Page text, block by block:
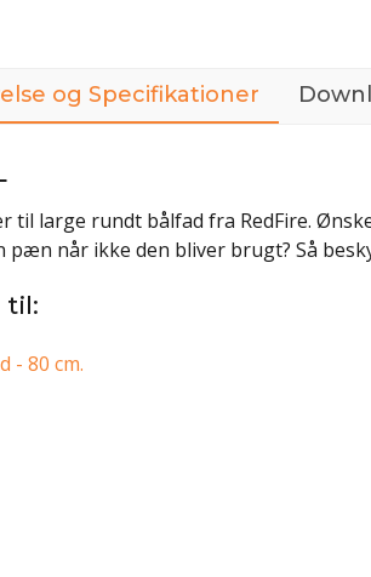
og Specifikationer
til large rundt bålfad fra RedFire.
pæn når ikke den bliver brugt? Så
til:
- 80 cm.